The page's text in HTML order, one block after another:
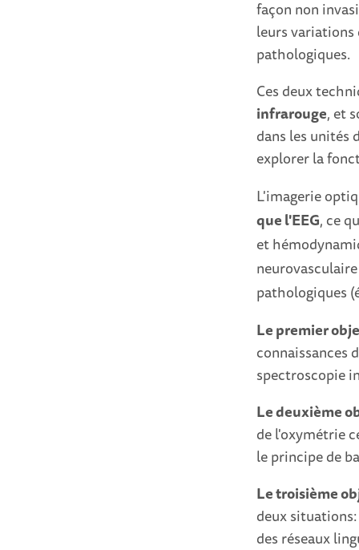
façon non
leurs
pathologiques.
Ces deux
infrarouge, et
dans les unités
explorer la
L'imagerie
que l'EEG, ce
et
pathologiques
Le premier
connaissances
spectroscopie
Le deuxième
de l'oxymétrie
le principe de
Le troisième
deux
des réseaux